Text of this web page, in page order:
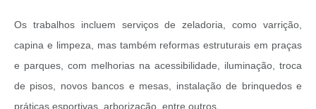
Os trabalhos incluem serviços de zeladoria, como varrição,
capina e limpeza, mas também reformas estruturais em praças
e parques, com melhorias na acessibilidade, iluminação, troca
de pisos, novos bancos e mesas, instalação de brinquedos e
práticas esportivas, arborização, entre outros.